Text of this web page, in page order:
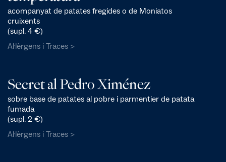
acompanyat de patates fregides o de Moniatos
cruixents
(supl. 4 €)
Al·lèrgens i Traces >
Secret al Pedro Ximénez
sobre base de patates al pobre i parmentier de patata
fumada
(supl. 2 €)
Al·lèrgens i Traces >